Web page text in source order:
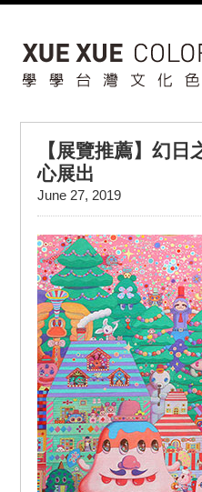
【展覽推薦】幻
心展出
June 27, 2019